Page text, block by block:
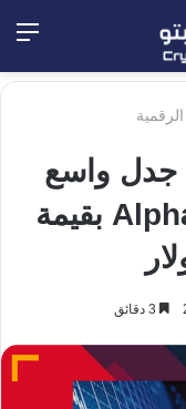
جدل واسع
بعد إعلان خطة AlphaTON بقيمة